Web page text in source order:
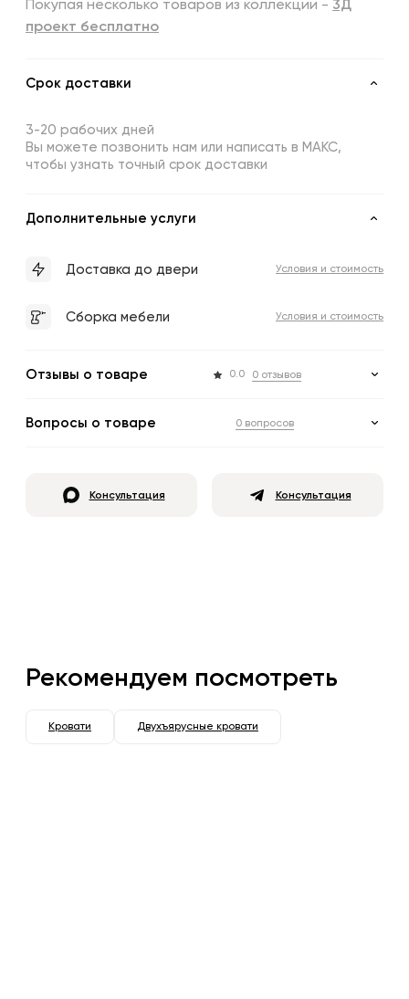
Покупая несколько товаров из коллекции - 3Д
проект бесплатно
Срок доставки
3-20 рабочих дней
Вы можете позвонить нам или написать в МАКС,
чтобы узнать точный срок доставки
Дополнительные услуги
Доставка до двери Условия и стоимость
Сборка мебели Условия и стоимость
Отзывы о товаре 0.0 0 отзывов
Вопросы о товаре 0 вопросов
Консультация Консультация
Рекомендуем посмотреть
Кровати Двухъярусные кровати